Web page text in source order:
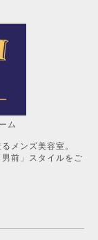
ズ美容室。
前」スタイルをご